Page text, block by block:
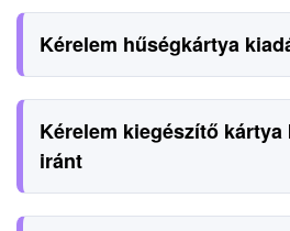
Kérelem hűségkártya
Kérelem kiegészítő kártya
iránt